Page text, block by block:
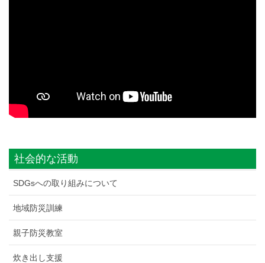
社会的な活動
SDGsへの取り組みについて
地域防災訓練
親子防災教室
炊き出し支援